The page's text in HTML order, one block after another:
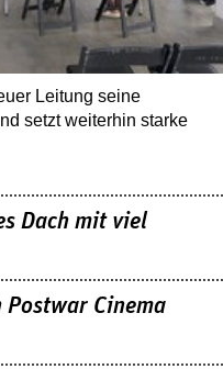
Leitung seine
setzt weiterhin starke
Dach mit viel
Cinema